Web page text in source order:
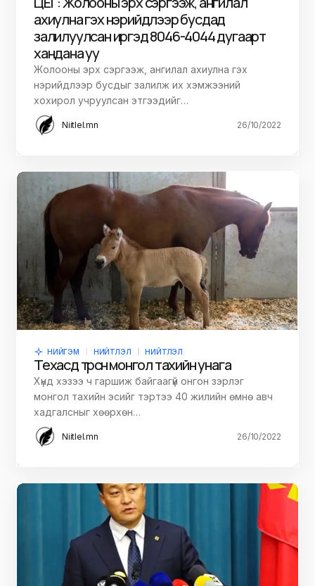
ахиулна гэх нэрийдлээр бусдад
залилуулсан иргэд 8046-4044 дугаарт
хандана уу
Жолооны эрх сэргээж, ангилал ахиулна гэх
нэрийдлээр бусдыг залилж их хэмжээний
хохирол учруулсан этгээдийг…
Niitlel.mn 26/10/2022
НИЙГЭМ НИЙТЛЭЛ НИЙТЛЭЛ
Техасд төрсөн монгол тахийн унага
Хүнд хэзээ ч гаршиж байгаагүй онгон зэрлэг
монгол тахийн эсийг тэртээ 40 жилийн өмнө авч
хадгалсныг хөөрхөн…
Niitlel.mn 26/10/2022